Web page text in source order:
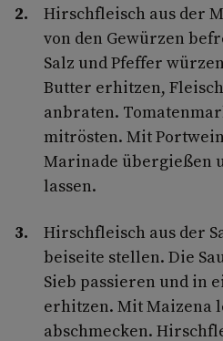
Hirschfleisch aus der
von den Gewürzen
Salz und Pfeffer
Butter erhitzen,
anbraten.
mitrösten. Mit
Marinade übergießen
lassen.
Hirschfleisch aus der
beiseite stellen. Die
Sieb passieren und in
erhitzen. Mit Maizena
abschmecken.